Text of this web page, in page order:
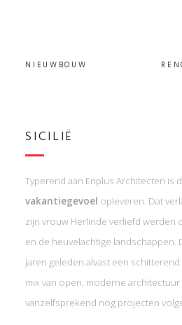
NIEUWBOUW
SICILIË
Typerend aan Enplus Architecten is
vakantiegevoel opleveren. Dat
zijn vrouw Herlinde verliefd werden
en de heuvelachtige
jaren geleden alvast een
mix van open, moderne
vanzelfsprekend nog projecten